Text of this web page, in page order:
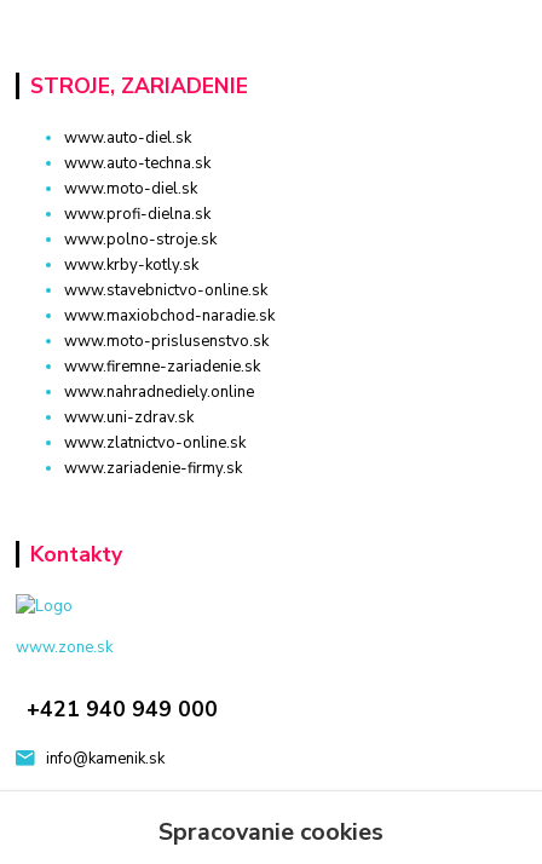
STROJE, ZARIADENIE
www.auto-diel.sk
www.auto-techna.sk
www.moto-diel.sk
www.profi-dielna.sk
www.polno-stroje.sk
www.krby-kotly.sk
www.stavebnictvo-online.sk
www.maxiobchod-naradie.sk
www.moto-prislusenstvo.sk
www.firemne-zariadenie.sk
www.nahradnediely.online
www.uni-zdrav.sk
www.zlatnictvo-online.sk
www.zariadenie-firmy.sk
Kontakty
www.zone.sk
+421 940 949 000
info@kamenik.sk
Spracovanie cookies